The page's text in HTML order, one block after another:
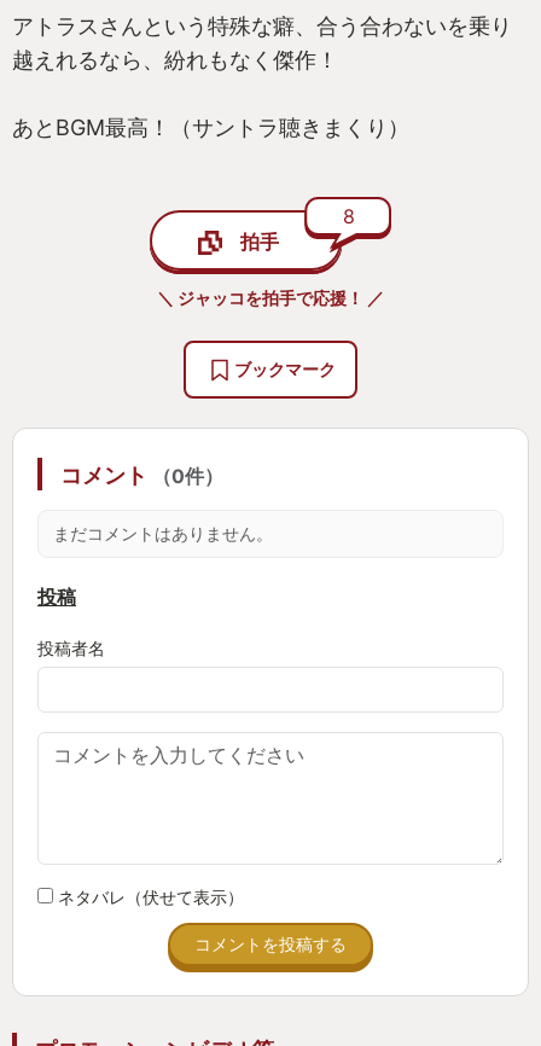
アトラスさんという特殊な癖、合う合わないを乗り
越えれるなら、紛れもなく傑作！
あとBGM最高！（サントラ聴きまくり）
拍手
8
＼ ジャッコを拍手で応援！ ／
ブックマーク
コメント （0件）
まだコメントはありません。
投稿
投稿者名
ネタバレ（伏せて表示）
コメントを投稿する